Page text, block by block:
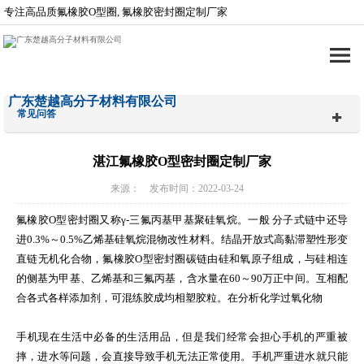
专注高品质氟橡胶O型圈, 氟橡胶密封圈定制厂家
广东楚越高分子材料有限公司
常见问答
湛江氟橡胶O型密封圈定制厂家
来源： 发布时间：2022-03-24
氟橡胶O型密封圈又称γ-三氟丙基甲基聚硅氧烷。一般 分子式链中还导
进0.3%～0.5%乙烯基硅氧烷混物改性材料。结晶开放式高黏滞塑性形变
直链无机化合物，氟橡胶O型密封圈碳链由硅和氧原子组成，与硅相连
的侧基为甲基、乙烯基和三氟丙基，含水量在60～90万正中间。互相配
合各式各样添加剂，可混练胶成均相塑胶粒。在分析化学过氧化物
手机现在生活中必备的生活用品，但是我们经常会担心手机的严重被
摔，进水等问题，会直接导致手机无法正常使用。手机严重进水就只能